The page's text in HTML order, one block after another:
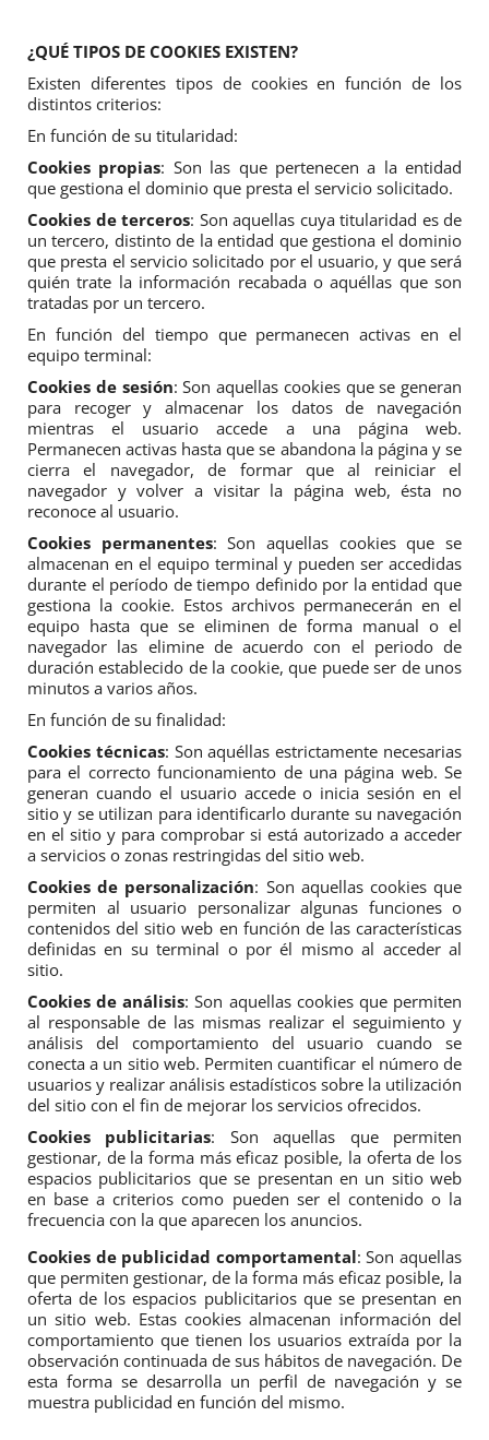
¿QUÉ TIPOS DE COOKIES EXISTEN?
Existen diferentes tipos de cookies en función de los
distintos criterios:
En función de su titularidad:
Cookies propias: Son las que pertenecen a la entidad
que gestiona el dominio que presta el servicio solicitado.
Cookies de terceros: Son aquellas cuya titularidad es de
un tercero, distinto de la entidad que gestiona el dominio
que presta el servicio solicitado por el usuario, y que será
quién trate la información recabada o aquéllas que son
tratadas por un tercero.
En función del tiempo que permanecen activas en el
equipo terminal:
Cookies de sesión: Son aquellas cookies que se generan
para recoger y almacenar los datos de navegación
mientras el usuario accede a una página web.
Permanecen activas hasta que se abandona la página y se
cierra el navegador, de formar que al reiniciar el
navegador y volver a visitar la página web, ésta no
reconoce al usuario.
Cookies permanentes: Son aquellas cookies que se
almacenan en el equipo terminal y pueden ser accedidas
durante el período de tiempo definido por la entidad que
gestiona la cookie. Estos archivos permanecerán en el
equipo hasta que se eliminen de forma manual o el
navegador las elimine de acuerdo con el periodo de
duración establecido de la cookie, que puede ser de unos
minutos a varios años.
En función de su finalidad:
Cookies técnicas: Son aquéllas estrictamente necesarias
para el correcto funcionamiento de una página web. Se
generan cuando el usuario accede o inicia sesión en el
sitio y se utilizan para identificarlo durante su navegación
en el sitio y para comprobar si está autorizado a acceder
a servicios o zonas restringidas del sitio web.
Cookies de personalización: Son aquellas cookies que
permiten al usuario personalizar algunas funciones o
contenidos del sitio web en función de las características
definidas en su terminal o por él mismo al acceder al
sitio.
Cookies de análisis: Son aquellas cookies que permiten
al responsable de las mismas realizar el seguimiento y
análisis del comportamiento del usuario cuando se
conecta a un sitio web. Permiten cuantificar el número de
usuarios y realizar análisis estadísticos sobre la utilización
del sitio con el fin de mejorar los servicios ofrecidos.
Cookies publicitarias: Son aquellas que permiten
gestionar, de la forma más eficaz posible, la oferta de los
espacios publicitarios que se presentan en un sitio web
en base a criterios como pueden ser el contenido o la
frecuencia con la que aparecen los anuncios.
Cookies de publicidad comportamental: Son aquellas
que permiten gestionar, de la forma más eficaz posible, la
oferta de los espacios publicitarios que se presentan en
un sitio web. Estas cookies almacenan información del
comportamiento que tienen los usuarios extraída por la
observación continuada de sus hábitos de navegación. De
esta forma se desarrolla un perfil de navegación y se
muestra publicidad en función del mismo.